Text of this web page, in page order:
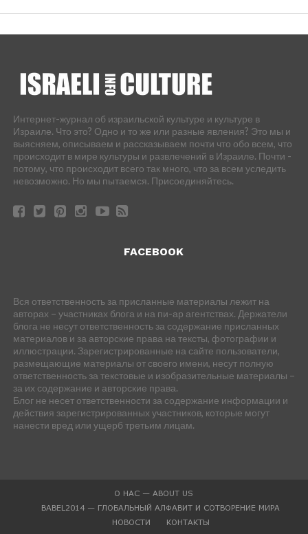
Интернет-журнал об израильской культуре и культуре в
Израиле. Что это? Одно и то же или разные явления? Это мы и
выясняем, описываем и рассказываем почти что обо всем, что
происходит в мире культуры и развлечений в Израиле. Почти -
потому, что происходит всего так много, что за всем уследить
невозможно. Но мы пытаемся. Присоединяйтесь.
FACEBOOK
Вся ответственность за присланные материалы лежит на
авторах – участниках блога и на пи-ар агентствах. Держатели
блога не несут ответственность за содержание присланных
материалов и за авторские права на тексты, фотографии и
иллюстрации. Зарегистрированные на сайте пользователи,
размещающие материалы от своего имени, несут полную
ответственность за текстовые и изобразительные материалы –
за их содержание и авторские права.
Блог не несет ответственности за содержание информации и
действия зарегистрированных участников, которые могут
нанести вред или ущерб третьим лицам.
О НАС — ABOUT US
BABEL2014 — ГЛОБАЛЬНЫЙ АЛФАВИТ И СОТВОРЕНИЕ МИРА
НОВОСТИ
КОНТАКТЫ